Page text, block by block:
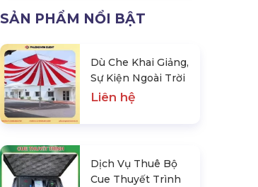
SẢN PHẨM NỔI BẬT
Dù Che Khai Giảng,
Sự Kiện Ngoài Trời
Liên hệ
Dịch Vụ Thuê Bộ
Cue Thuyết Trình